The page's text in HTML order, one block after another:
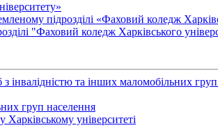
підрозділі «Фаховий коледж
"Фаховий коледж Харківського
та інших маломобільних груп
груп населення
університеті